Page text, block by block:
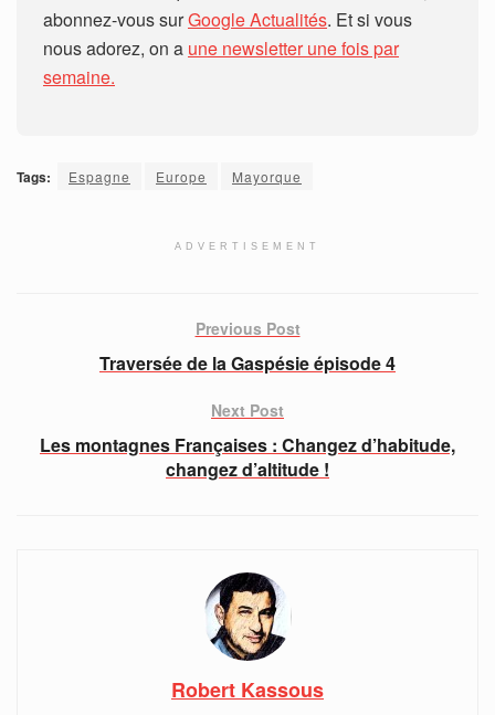
abonnez-vous surGoogle Actualités. Et si vous
nous adorez, on a une newsletter une fois par
semaine.
Tags: Espagne Europe Mayorque
ADVERTISEMENT
Previous Post
Traversée de la Gaspésie épisode 4
Next Post
Les montagnes Françaises : Changez d’habitude,
changez d’altitude !
Robert Kassous